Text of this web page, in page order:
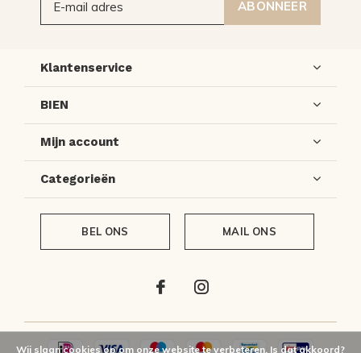
ABONNEER
Klantenservice
BIEN
Mijn account
Categorieën
BEL ONS MAIL ONS
Wij slaan cookies op om onze website te verbeteren. Is dat akkoord?